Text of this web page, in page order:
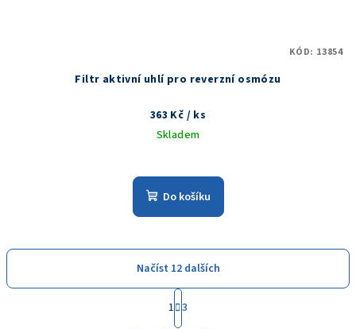
Filtr aktivní uhlí pro reverzní osmózu
363 Kč / ks
Skladem
Do košíku
KÓD: 13854
O
Načíst 12 dalších
S
t
r
1 3